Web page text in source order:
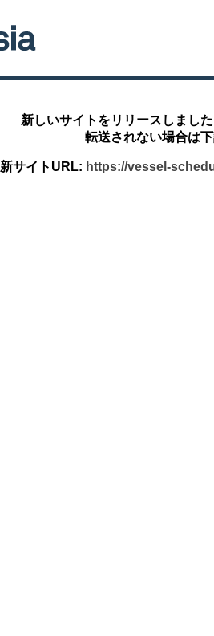
新しいサイトをリリースしまし
転送されない場合は
新サイトURL: https://vessel-